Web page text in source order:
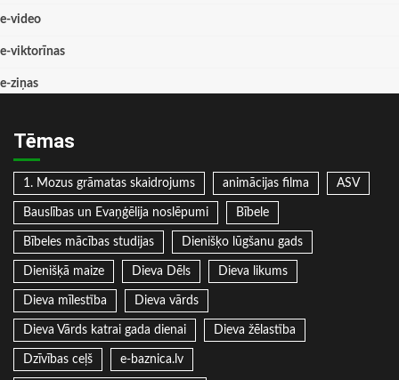
e-video
e-viktorīnas
e-ziņas
Tēmas
1. Mozus grāmatas skaidrojums animācijas filma ASV
Bauslības un Evaņģēlija noslēpumi Bībele
Bībeles mācības studijas Dienišķo lūgšanu gads
Dienišķā maize Dieva Dēls Dieva likums
Dieva mīlestība Dieva vārds
Dieva Vārds katrai gada dienai Dieva žēlastība
Dzīvības ceļš e-baznica.lv